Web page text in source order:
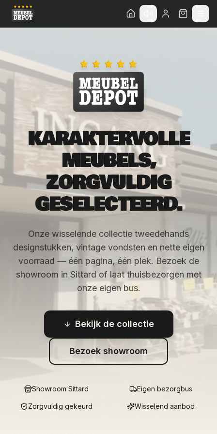
KARAKTERVOLLE
MEUBELS,
ZORGVULDIG
GESELECTEERD.
Onze wisselende collectie tweedehands
designstukken, vintage vondsten en nette eigen
voorraad — één pagina, één plek. Bezoek de
showroom in Sittard of laat thuisbezorgen met
onze eigen bus.
Bekijk de collectie
Bezoek showroom
Showroom Sittard Eigen bezorgbus
Zorgvuldig gekeurd Wisselend aanbod